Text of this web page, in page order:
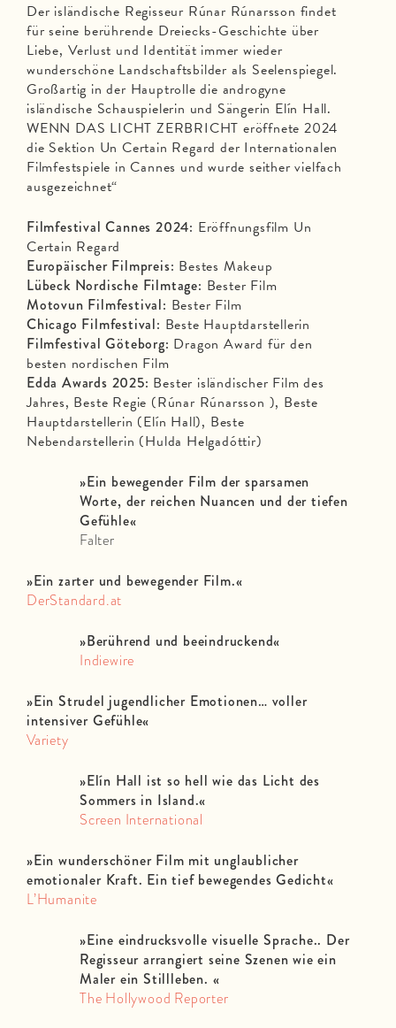
Der isländische Regisseur Rúnar Rúnarsson findet
für seine berührende Dreiecks-Geschichte über
Liebe, Verlust und Identität immer wieder
wunderschöne Landschaftsbilder als Seelenspiegel.
Großartig in der Hauptrolle die androgyne
isländische Schauspielerin und Sängerin Elín Hall.
WENN DAS LICHT ZERBRICHT eröffnete 2024
die Sektion Un Certain Regard der Internationalen
Filmfestspiele in Cannes und wurde seither vielfach
ausgezeichnet“
Filmfestival Cannes 2024: Eröffnungsfilm Un
Certain Regard
Europäischer Filmpreis: Bestes Makeup
Lübeck Nordische Filmtage: Bester Film
Motovun Filmfestival: Bester Film
Chicago Filmfestival: Beste Hauptdarstellerin
Filmfestival Göteborg: Dragon Award für den
besten nordischen Film
Edda Awards 2025: Bester isländischer Film des
Jahres, Beste Regie (Rúnar Rúnarsson ), Beste
Hauptdarstellerin (Elín Hall), Beste
Nebendarstellerin (Hulda Helgadóttir)
»Ein bewegender Film der sparsamen
Worte, der reichen Nuancen und der tiefen
Gefühle«
Falter
»Ein zarter und bewegender Film.«
DerStandard.at
»Berührend und beeindruckend«
Indiewire
»Ein Strudel jugendlicher Emotionen… voller
intensiver Gefühle«
Variety
»Elín Hall ist so hell wie das Licht des
Sommers in Island.«
Screen International
»Ein wunderschöner Film mit unglaublicher
emotionaler Kraft. Ein tief bewegendes Gedicht«
L’Humanite
»Eine eindrucksvolle visuelle Sprache.. Der
Regisseur arrangiert seine Szenen wie ein
Maler ein Stillleben. «
The Hollywood Reporter